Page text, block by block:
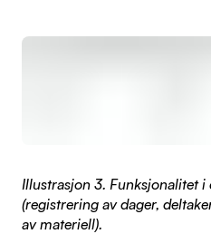
Illustrasjon 3. Funksjonalitet
(registrering av dager,
av materiell).